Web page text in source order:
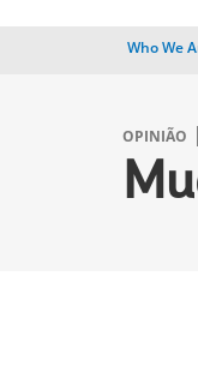
Who We
OPINIÃO